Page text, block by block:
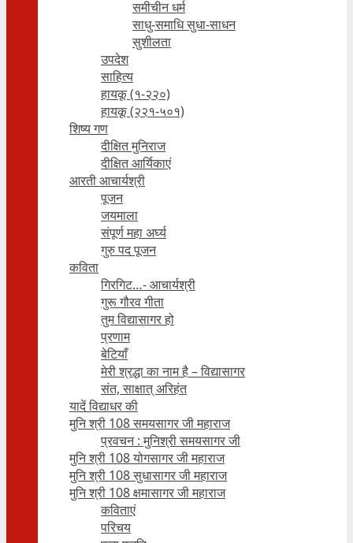
समीचीन धर्म
साधु-समाधि सुधा-साधन
सुशीलता
उपदेश
साहित्य
हायकू (१‍-२२०)
हायकू (२२१-५०१)
शिष्य गण
दीक्षित मुनिराज
दीक्षित आर्यिकाएं
आरती आचार्यश्री
पूजन
जयमाला
संपूर्ण महा अर्घ्य
गुरु पद पूजन
कविता
गिरगिट…- आचार्यश्री
गुरू गौरव गीता
तुम विद्यासागर हो
प्रणाम
बेटियाँ
मेरी श्रद्धा का नाम है – विद्यासागर
संत, साक्षात् अरिहंत
यादें विद्याधर की
मुनि श्री 108 समयसागर जी महाराज
प्रवचन : मुनिश्री समयसागर जी
मुनि श्री 108 योगसागर जी महाराज
मुनि श्री 108 सुधासागर जी महाराज
मुनि श्री 108 क्षमासागर जी महाराज
कविताएं
परिचय